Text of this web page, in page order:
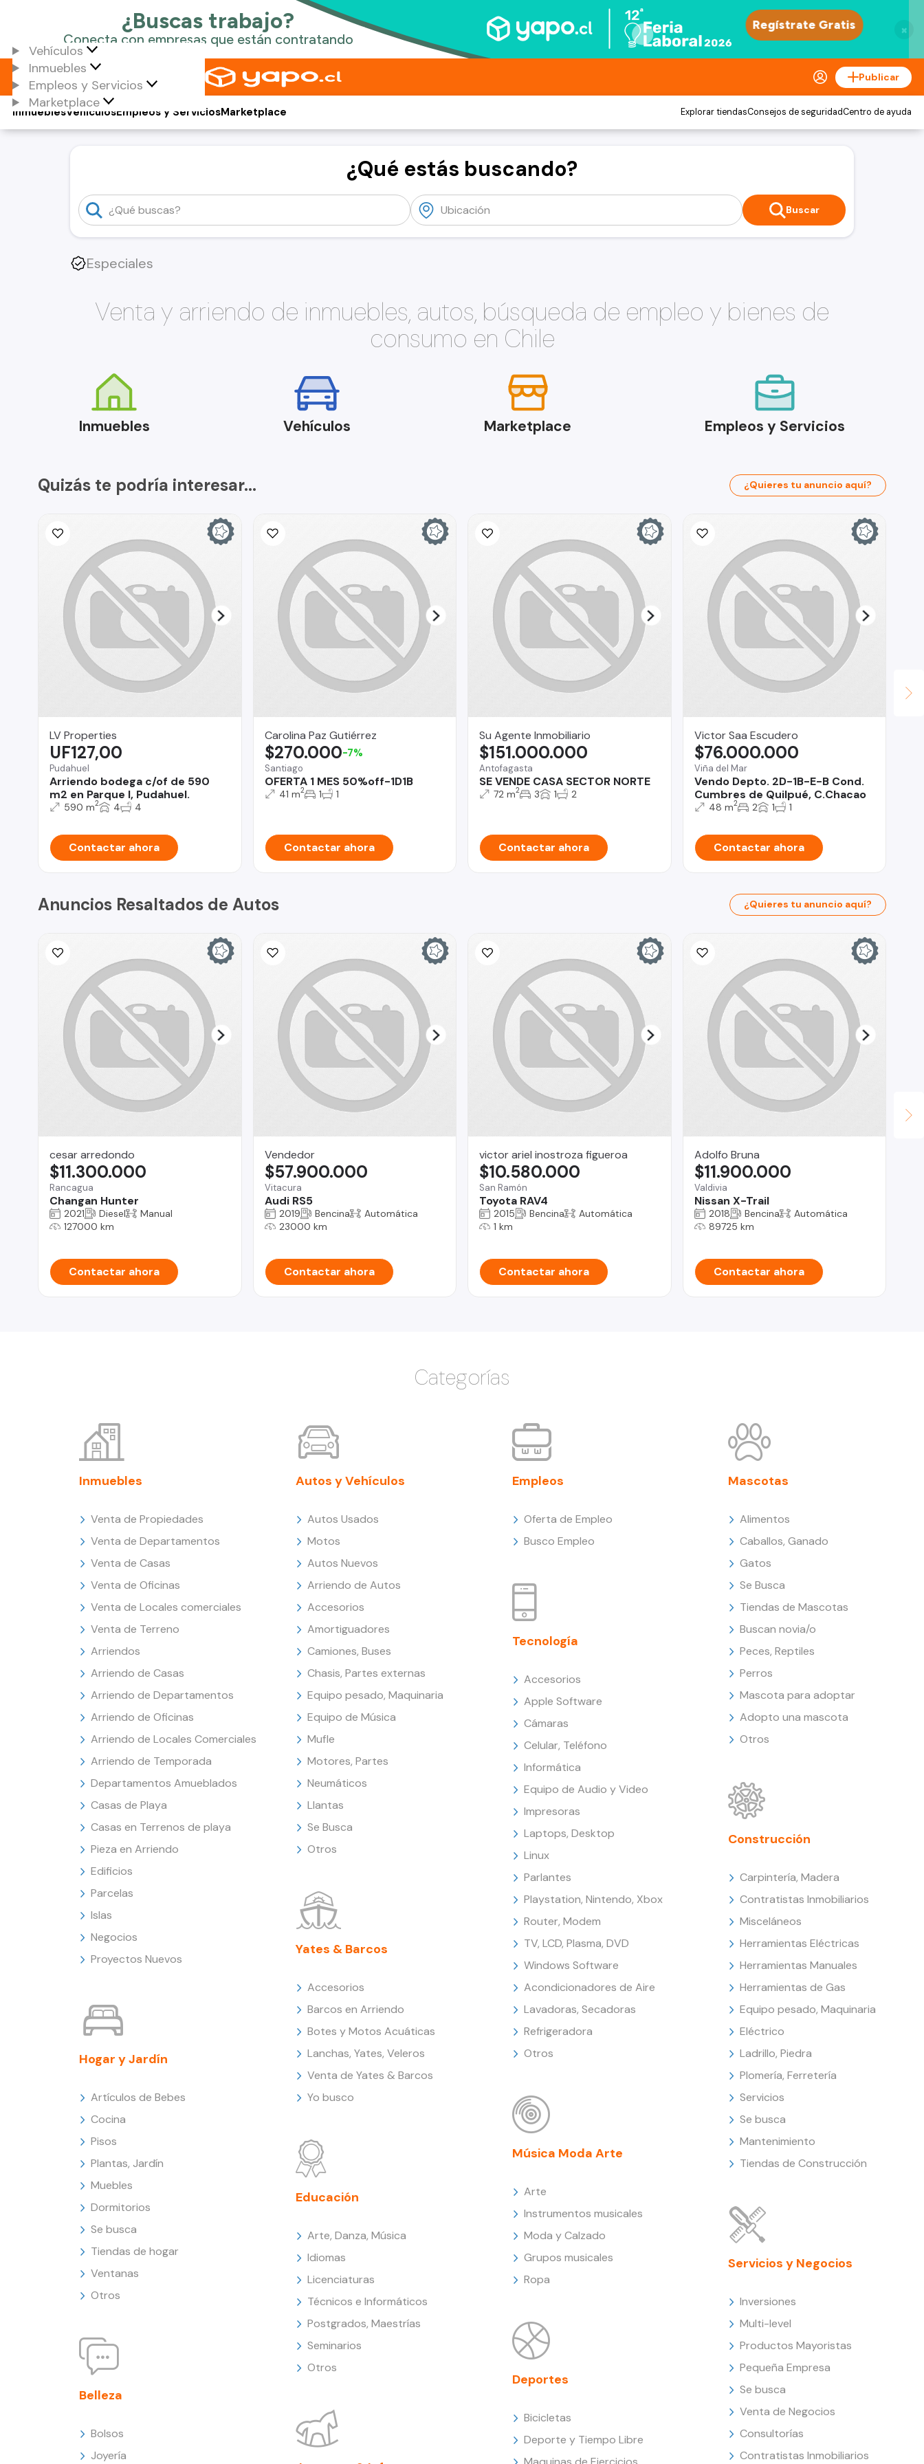
×
Vehículos
Inmuebles
Empleos y Servicios
Marketplace
Publicar
Vehículos
Inmuebles Empleos y ServiciosMarketplace Explorar tiendasConsejos de seguridadCentro de ayuda
¿Qué estás buscando?
Buscar
Especiales
Venta y arriendo de inmuebles, autos, búsqueda de empleo y bienes de
consumo en Chile
Inmuebles Vehículos Marketplace Empleos y Servicios
Quizás te podría interesar... ¿Quieres tu anuncio aquí?
LV Properties
Pudahuel
Arriendo bodega c/of de 590
m2 en Parque I, Pudahuel.
UF127,00
590 m2 4 4
Contactar ahora
Carolina Paz Gutiérrez
Santiago
OFERTA 1 MES 50%off-1D1B
$270.000-7%
41 m2 1 1
Contactar ahora
Su Agente Inmobiliario
Antofagasta
SE VENDE CASA SECTOR NORTE
$151.000.000
72 m2 3 1 2
Contactar ahora
Victor Saa Escudero
Viña del Mar
Vendo Depto. 2D-1B-E-B Cond.
Cumbres de Quilpué, C.Chacao
$76.000.000
48 m2 2 1 1
Contactar ahora
Anuncios Resaltados de Autos ¿Quieres tu anuncio aquí?
cesar arredondo
Rancagua
Changan Hunter
$11.300.000
2021 Diesel
Manual
127000 km
Contactar ahora
Vendedor
Vitacura
Audi RS5
$57.900.000
2019 Bencina
Automática
23000 km
Contactar ahora
victor ariel inostroza figueroa
San Ramón
Toyota RAV4
$10.580.000
2015 Bencina
Automática
1 km
Contactar ahora
Adolfo Bruna
Valdivia
Nissan X-Trail
$11.900.000
2018 Bencina
Automática
89725 km
Contactar ahora
Categorías
Inmuebles
Venta de Propiedades
Venta de Departamentos
Venta de Casas
Venta de Oficinas
Venta de Locales comerciales
Venta de Terreno
Arriendos
Arriendo de Casas
Arriendo de Departamentos
Arriendo de Oficinas
Arriendo de Locales Comerciales
Arriendo de Temporada
Departamentos Amueblados
Casas de Playa
Casas en Terrenos de playa
Pieza en Arriendo
Edificios
Parcelas
Islas
Negocios
Proyectos Nuevos
Hogar y Jardín
Artículos de Bebes
Cocina
Pisos
Plantas, Jardín
Muebles
Dormitorios
Se busca
Tiendas de hogar
Ventanas
Otros
Belleza
Bolsos
Joyería
Autos y Vehículos
Autos Usados
Motos
Autos Nuevos
Arriendo de Autos
Accesorios
Amortiguadores
Camiones, Buses
Chasis, Partes externas
Equipo pesado, Maquinaria
Equipo de Música
Mufle
Motores, Partes
Neumáticos
Llantas
Se Busca
Otros
Yates & Barcos
Accesorios
Barcos en Arriendo
Botes y Motos Acuáticas
Lanchas, Yates, Veleros
Venta de Yates & Barcos
Yo busco
Educación
Arte, Danza, Música
Idiomas
Licenciaturas
Técnicos e Informáticos
Postgrados, Maestrías
Seminarios
Otros
Empleos
Oferta de Empleo
Busco Empleo
Tecnología
Accesorios
Apple Software
Cámaras
Celular, Teléfono
Informática
Equipo de Audio y Video
Impresoras
Laptops, Desktop
Linux
Parlantes
Playstation, Nintendo, Xbox
Router, Modem
TV, LCD, Plasma, DVD
Windows Software
Acondicionadores de Aire
Lavadoras, Secadoras
Refrigeradora
Otros
Música Moda Arte
Arte
Instrumentos musicales
Moda y Calzado
Grupos musicales
Ropa
Deportes
Bicicletas
Deporte y Tiempo Libre
Mascotas
Alimentos
Caballos, Ganado
Gatos
Se Busca
Tiendas de Mascotas
Buscan novia/o
Peces, Reptiles
Perros
Mascota para adoptar
Adopto una mascota
Otros
Construcción
Carpintería, Madera
Contratistas Inmobiliarios
Misceláneos
Herramientas Eléctricas
Herramientas Manuales
Herramientas de Gas
Equipo pesado, Maquinaria
Eléctrico
Ladrillo, Piedra
Plomería, Ferretería
Servicios
Se busca
Mantenimiento
Tiendas de Construcción
Servicios y Negocios
Inversiones
Multi-level
Productos Mayoristas
Pequeña Empresa
Se busca
Venta de Negocios
Consultorías
Contratistas Inmobiliarios